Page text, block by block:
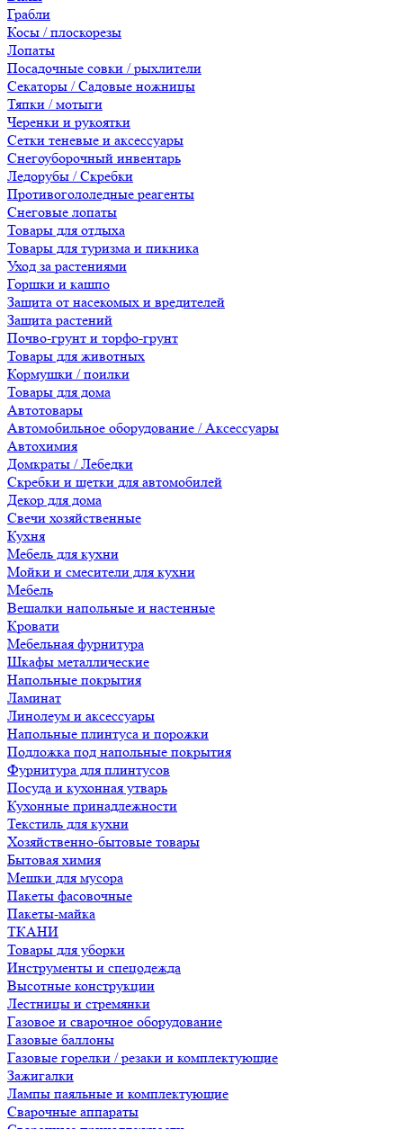
Грабли
Косы / плоскорезы
Лопаты
Посадочные совки / рыхлители
Секаторы / Садовые ножницы
Тяпки / мотыги
Черенки и рукоятки
Сетки теневые и аксессуары
Снегоуборочный инвентарь
Ледорубы / Скребки
Противогололедные реагенты
Снеговые лопаты
Товары для отдыха
Товары для туризма и пикника
Уход за растениями
Горшки и кашпо
Защита от насекомых и вредителей
Защита растений
Почво-грунт и торфо-грунт
Товары для животных
Кормушки / поилки
Товары для дома
Автотовары
Автомобильное оборудование / Аксессуары
Автохимия
Домкраты / Лебедки
Скребки и щетки для автомобилей
Декор для дома
Свечи хозяйственные
Кухня
Мебель для кухни
Мойки и смесители для кухни
Мебель
Вешалки напольные и настенные
Кровати
Мебельная фурнитура
Шкафы металлические
Напольные покрытия
Ламинат
Линолеум и аксессуары
Напольные плинтуса и порожки
Подложка под напольные покрытия
Фурнитура для плинтусов
Посуда и кухонная утварь
Кухонные принадлежности
Текстиль для кухни
Хозяйственно-бытовые товары
Бытовая химия
Мешки для мусора
Пакеты фасовочные
Пакеты-майка
ТКАНИ
Товары для уборки
Инструменты и спецодежда
Высотные конструкции
Лестницы и стремянки
Газовое и сварочное оборудование
Газовые баллоны
Газовые горелки / резаки и комплектующие
Зажигалки
Лампы паяльные и комплектующие
Сварочные аппараты